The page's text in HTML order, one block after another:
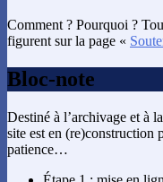
Comment ? Pourquoi ?
figurent sur la page «
Bloc-note
Destiné à l’archivage et à
site est en (re)construction
patience…